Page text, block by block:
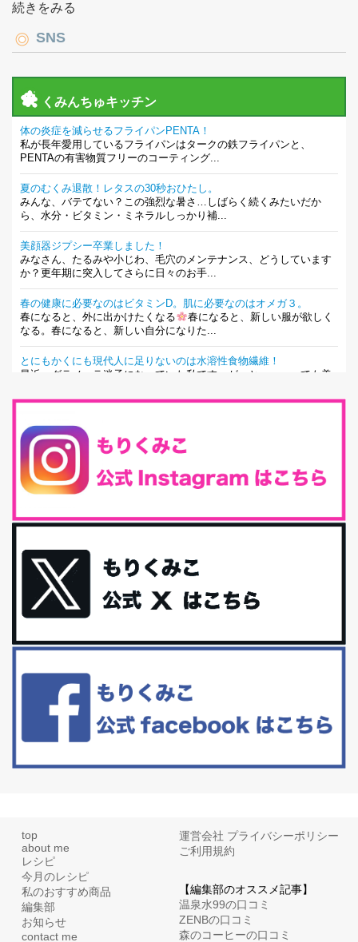
続きをみる
SNS
くみんちゅキッチン
体の炎症を減らせるフライパンPENTA！
私が長年愛用しているフライパンはタークの鉄フライパンと、
PENTAの有害物質フリーのコーティング...
夏のむくみ退散！レタスの30秒おひたし。
みんな、バテてない？この強烈な暑さ…しばらく続くみたいだか
ら、水分・ビタミン・ミネラルしっかり補...
美顔器ジプシー卒業しました！
みなさん、たるみや小じわ、毛穴のメンテナンス、どうしています
か？更年期に突入してさらに日々のお手...
春の健康に必要なのはビタミンD。肌に必要なのはオメガ３。
春になると、外に出かけたくなる
春になると、新しい服が欲しく
なる。春になると、新しい自分になりた...
とにもかくにも現代人に足りないのは水溶性食物繊維！
最近、グラノーラ迷子になっていた私です。が、と〜〜〜っても美
腸内環境を整えることは、健康維持の中でいっちばん大事！だと私
は思っています。 ヒトの免...
iHerb特大セール終了間近！みんな何買う？
最近お風呂上がりの炭酸水をシリカシリカにしているんだけど確か
今回は、最近毎回定期的に購入している「楽天ふるさと納税」の返
礼品トップ５を紹介します。今までいろ...
更年期を穏やかに乗りきるために今できる５つのこと。
アラフィフからの体と心の整え方。 私も気づけばアラフィフ、これ
といった更年期症状はまだ...
白髪・美容・免疫力、現代人に足りないのは海藻！
リーブオイルorごま油をたらす。&n...
top
about me
レシピ
今月のレシピ
私のおすすめ商品
編集部
お知らせ
contact me
運営会社 プライバシーポリシー
ご利用規約
【編集部のオススメ記事】
温泉水99の口コミ
ZENBの口コミ
森のコーヒーの口コミ